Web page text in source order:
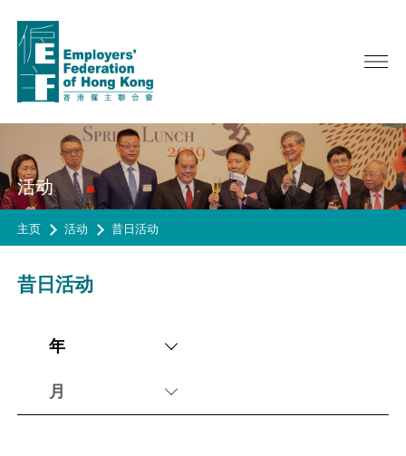
关于我们
主席欢迎辞
总裁网志
委员会/专责小组/工作小组
历史
服务范畴
政策倡议
广告宣传
活动
最新活动
HAPPY@WORK
合办活动/ 其他活动
会员
会员名录
季刊 《CONNECT》
会员通告
会员通讯
问卷调查
問卷調查
问卷调查报告
成为会员
活动
主页 活动 昔日活动
昔日活动
年
月